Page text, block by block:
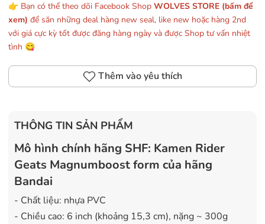
👉 Bạn có thể theo dõi Facebook Shop WOLVES STORE (bấm để
xem) để săn những deal hàng new seal, like new hoặc hàng 2nd
với giá cực kỳ tốt được đăng hàng ngày và được Shop tư vấn nhiệt
tình 😋
Thêm vào yêu thích
THÔNG TIN SẢN PHẨM
Mô hình chính hãng SHF: Kamen Rider
Geats Magnumboost form của hãng
Bandai
- Chất liệu: nhựa PVC
- Chiều cao: 6 inch (khoảng 15,3 cm), nặng ~ 300g